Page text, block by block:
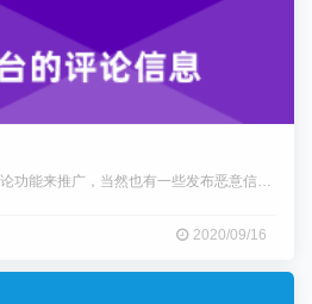
一些推广者喜欢借助网站的评论功能来推广，当然也有一些发布恶意信息。而z
2020/09/16